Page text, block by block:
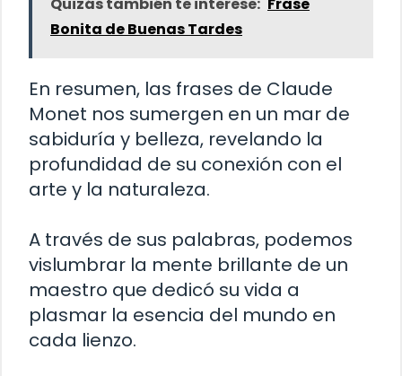
Bonita de Buenas Tardes
En resumen, las frases de Claude
Monet nos sumergen en un mar de
sabiduría y belleza, revelando la
profundidad de su conexión con el
arte y la naturaleza.
A través de sus palabras, podemos
vislumbrar la mente brillante de un
maestro que dedicó su vida a
plasmar la esencia del mundo en
cada lienzo.